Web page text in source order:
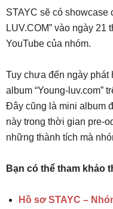
STAYC sẽ có showcase
LUV.COM” vào ngày 21
YouTube của nhóm.
Tuy chưa đến ngày
album “Young-luv.com”
Đây cũng là mini album
này trong thời gian pre-
những thành tích mà
Bạn có thể tham khảo
Hồ sơ STAYC –